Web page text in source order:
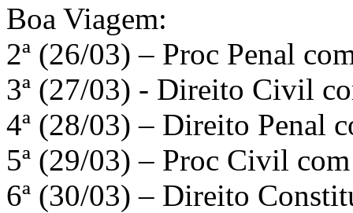
Boa Viagem:
2ª (26/03) – Proc Penal
3ª (27/03) - Direito Civil
4ª (28/03) – Direito Penal
5ª (29/03) – Proc Civil
6ª (30/03) – Direito